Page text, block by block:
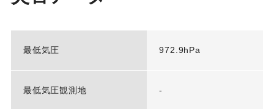
最低気圧 972.9hPa
最低気圧観測地 -